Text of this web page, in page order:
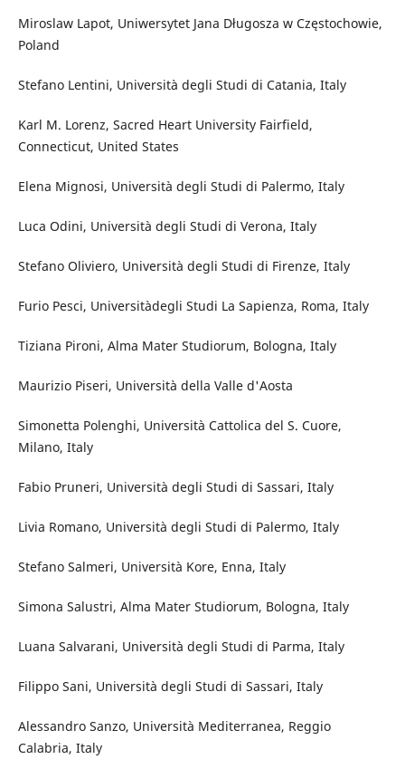
Miroslaw Lapot, Uniwersytet Jana Długosza w Częstochowie,
Poland
Stefano Lentini, Università degli Studi di Catania, Italy
Karl M. Lorenz, Sacred Heart University Fairfield,
Connecticut, United States
Elena Mignosi, Università degli Studi di Palermo, Italy
Luca Odini, Università degli Studi di Verona, Italy
Stefano Oliviero, Università degli Studi di Firenze, Italy
Furio Pesci, Universitàdegli Studi La Sapienza, Roma, Italy
Tiziana Pironi, Alma Mater Studiorum, Bologna, Italy
Maurizio Piseri, Università della Valle d'Aosta
Simonetta Polenghi, Università Cattolica del S. Cuore,
Milano, Italy
Fabio Pruneri, Università degli Studi di Sassari, Italy
Livia Romano, Università degli Studi di Palermo, Italy
Stefano Salmeri, Università Kore, Enna, Italy
Simona Salustri, Alma Mater Studiorum, Bologna, Italy
Luana Salvarani, Università degli Studi di Parma, Italy
Filippo Sani, Università degli Studi di Sassari, Italy
Alessandro Sanzo, Università Mediterranea, Reggio
Calabria, Italy